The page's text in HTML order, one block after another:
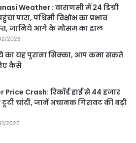
Weather : वाराणसी में 24 डिग्री
पारा, पश्चिमी विक्षोभ का प्रभाव
जानिये आगे के मौसम का हाल
2026
यह पुराना सिक्का, आप कमा सकते
कैसे
Price Crash: रिकॉर्ड हाई से 44 हजार
चांदी, जानें अचानक गिरावट की बड़ी
2026